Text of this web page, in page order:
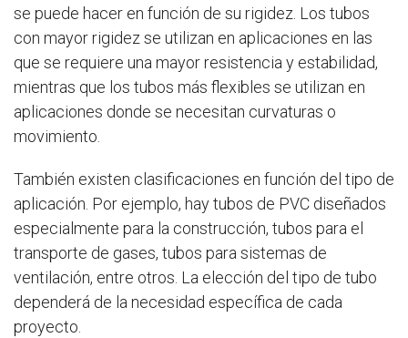
se puede hacer en función de su rigidez. Los tubos
con mayor rigidez se utilizan en aplicaciones en las
que se requiere una mayor resistencia y estabilidad,
mientras que los tubos más flexibles se utilizan en
aplicaciones donde se necesitan curvaturas o
movimiento.
También existen clasificaciones en función del tipo de
aplicación. Por ejemplo, hay tubos de PVC diseñados
especialmente para la construcción, tubos para el
transporte de gases, tubos para sistemas de
ventilación, entre otros. La elección del tipo de tubo
dependerá de la necesidad específica de cada
proyecto.